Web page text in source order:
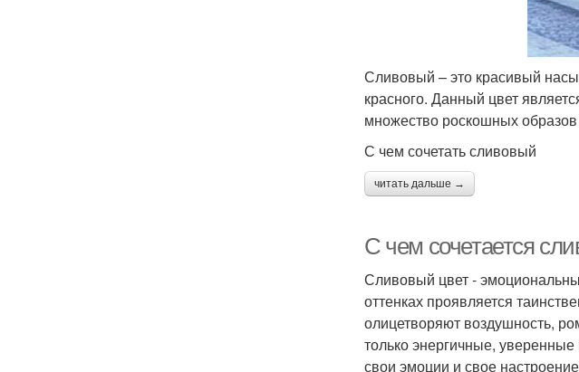
Сливовый – это красивый
красного. Данный цвет
множество роскошных
С чем сочетать сливовый
читать дальше →
С чем сочетается
Сливовый цвет -
оттенках проявляется
олицетворяют воздушность,
только энергичные,
свои эмоции и свое